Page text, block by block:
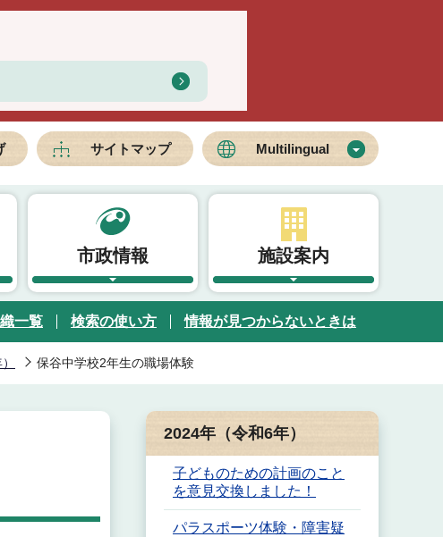
サイトマップ Multilingual
市政情報 施設案内
一覧 検索の使い方 情報が見つからないときは
保谷中学校2年生の職場体験
2024年（令和6年）
子どものための計画のこと
を意見交換しました！
パラスポーツ体験・障害疑